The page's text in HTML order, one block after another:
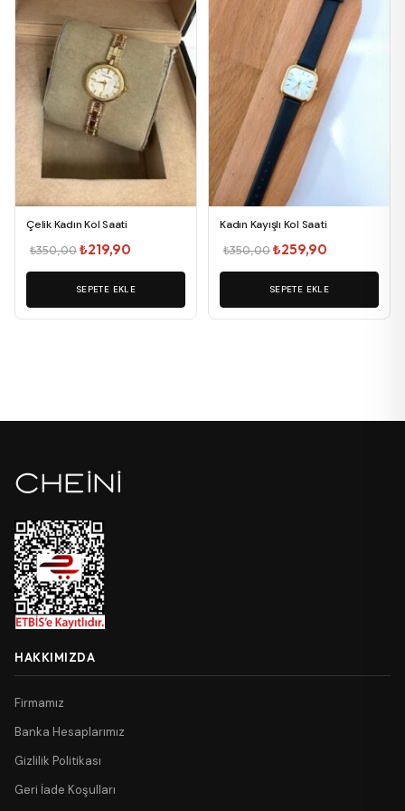
Çelik Kadın Kol Saati
₺350,00Orijinal
fiyat:
₺350,00.
₺219,90
andaki
fiyat:
SEPETE EKLE
Kadın Kayışlı Kol Saati
₺350,00Orijinal
fiyat:
₺350,00.
₺259,90
andaki
fiyat:
SEPETE EKLE
HAKKIMIZDA
Firmamız
Banka Hesaplarımız
Gizlilik Politikası
Geri İade Koşulları